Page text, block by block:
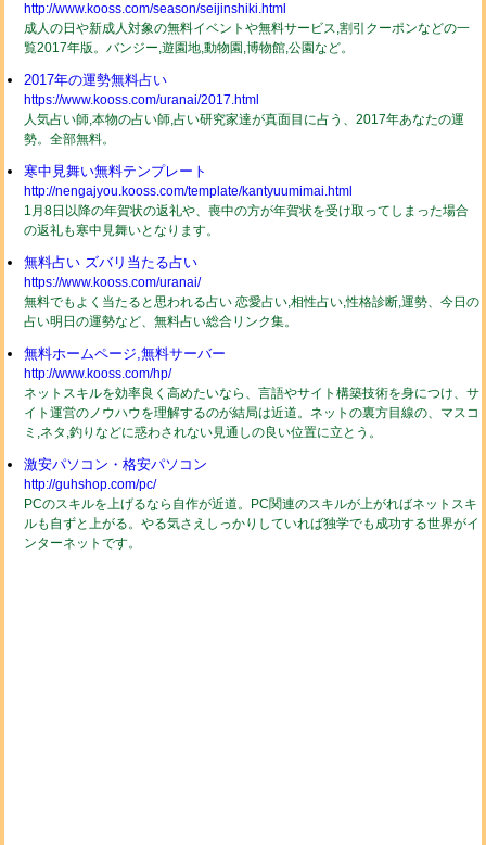
http://www.kooss.com/season/seijinshiki.html
成人の日や新成人対象の無料イベントや無料サービス,割引クーポンなどの一
覧2017年版。バンジー,遊園地,動物園,博物館,公園など。
2017年の運勢無料占い
https://www.kooss.com/uranai/2017.html
人気占い師,本物の占い師,占い研究家達が真面目に占う、2017年あなたの運
勢。全部無料。
寒中見舞い無料テンプレート
http://nengajyou.kooss.com/template/kantyuumimai.html
1月8日以降の年賀状の返礼や、喪中の方が年賀状を受け取ってしまった場合
の返礼も寒中見舞いとなります。
無料占い ズバリ当たる占い
https://www.kooss.com/uranai/
無料でもよく当たると思われる占い 恋愛占い,相性占い,性格診断,運勢、今日の
占い明日の運勢など、無料占い総合リンク集。
無料ホームページ,無料サーバー
http://www.kooss.com/hp/
ネットスキルを効率良く高めたいなら、言語やサイト構築技術を身につけ、サ
イト運営のノウハウを理解するのが結局は近道。ネットの裏方目線の、マスコ
ミ,ネタ,釣りなどに惑わされない見通しの良い位置に立とう。
激安パソコン・格安パソコン
http://guhshop.com/pc/
PCのスキルを上げるなら自作が近道。PC関連のスキルが上がればネットスキ
ルも自ずと上がる。やる気さえしっかりしていれば独学でも成功する世界がイ
ンターネットです。